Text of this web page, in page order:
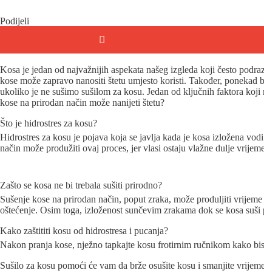
Podijeli
Kosa je jedan od najvažnijih aspekata našeg izgleda koji često
kose može zapravo nanositi štetu umjesto koristi. Također,
ukoliko je ne sušimo sušilom za kosu. Jedan od ključnih faktora
kose na prirodan način može nanijeti štetu?
Što je hidrostres za kosu?
Hidrostres za kosu je pojava koja se javlja kada je kosa izložena
način može produžiti ovaj proces, jer vlasi ostaju vlažne dulje
Zašto se kosa ne bi trebala sušiti prirodno?
Sušenje kose na prirodan način, poput zraka, može produljiti
oštećenje. Osim toga, izloženost sunčevim zrakama dok se kosa
Kako zaštititi kosu od hidrostresa i pucanja?
Nakon pranja kose, nježno tapkajte kosu frotirnim ručnikom kako
Sušilo za kosu pomoći će vam da brže osušite kosu i smanjite